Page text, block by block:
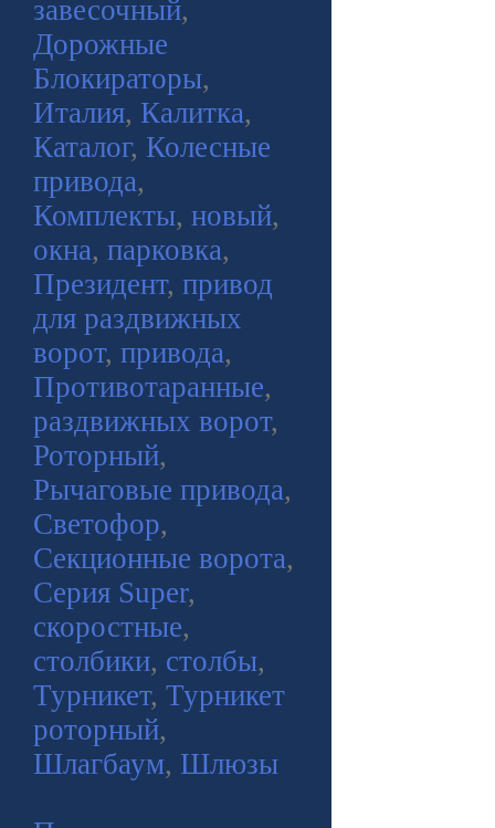
завесочный,
Дорожные
Блокираторы,
Италия, Калитка,
Каталог, Колесные
привода,
Комплекты, новый,
окна, парковка,
Президент, привод
для раздвижных
ворот, привода,
Противотаранные,
раздвижных ворот,
Роторный,
Рычаговые привода,
Светофор,
Секционные ворота,
Серия Super,
скоростные,
столбики, столбы,
Турникет, Турникет
роторный,
Шлагбаум, Шлюзы